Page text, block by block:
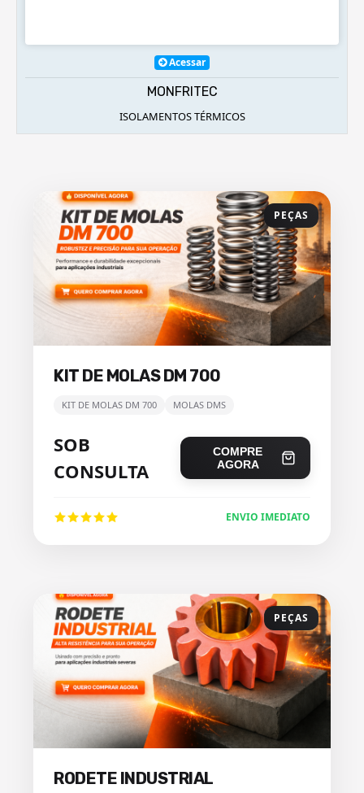
Acessar
GABRIEL SST AVCB CLCB
ALVARÁS DE BOMBEIROS E SEGURANÇA DO TRABALHO
PEÇAS
KIT DE MOLAS DM 700
KIT DE MOLAS DM 700 MOLAS DMS
SOB
CONSULTA
COMPRE
AGORA
ENVIO IMEDIATO
PEÇAS
RODETE INDUSTRIAL